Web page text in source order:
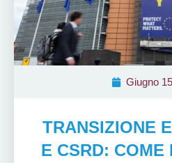
Giugno
TRANSIZIONE
E CSRD: COME